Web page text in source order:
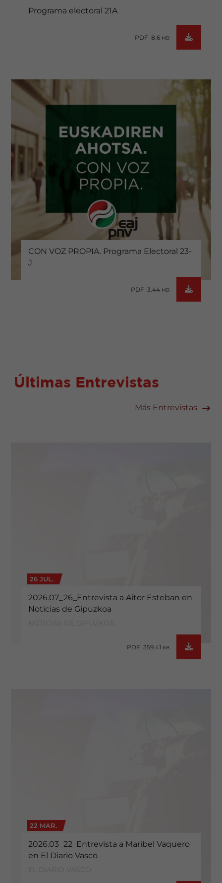
Programa electoral 21A
PDF 8.6 MB
CON VOZ PROPIA. Programa Electoral 23-
J
PDF 3.44 MB
Últimas Entrevistas
Más Entrevistas
26 JUL.
2026.07_26_Entrevista a Aitor Esteban en
Noticias de Gipuzkoa
PDF 359.41 KB
22 MAR.
2026.03_22_Entrevista a Maribel Vaquero
en El Diario Vasco